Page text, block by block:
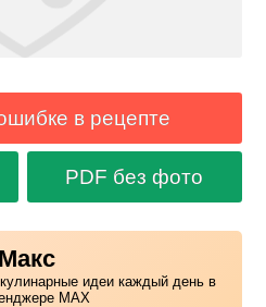
в рецепте
PDF без фото
идеи каждый день в
MAX